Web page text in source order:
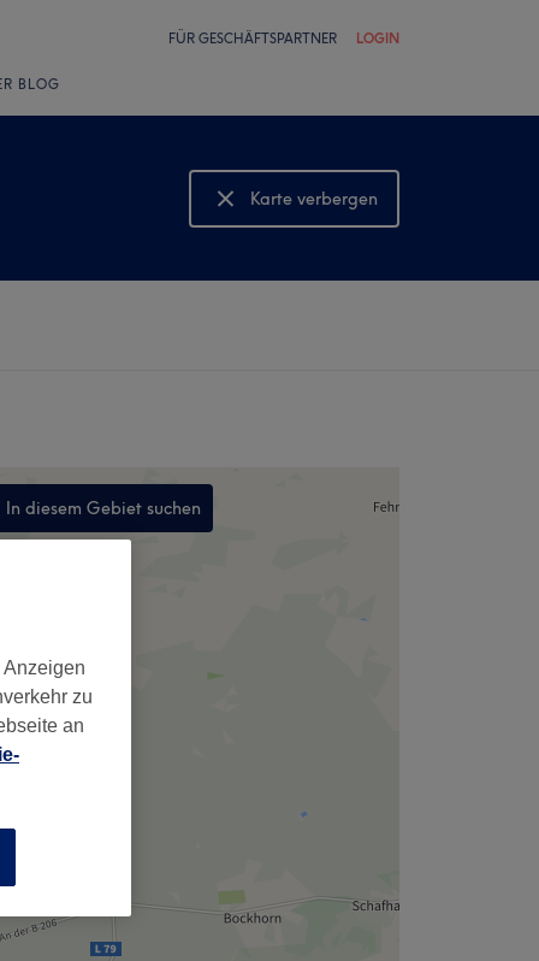
FÜR GESCHÄFTSPARTNER LOGIN
BLOG
Karte verbergen
Karte anzeigen
In diesem Gebiet suchen
,
zu
an